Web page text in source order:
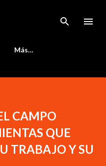
Más…
CAMPO
QUE
TRABAJO Y SU